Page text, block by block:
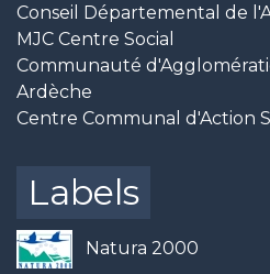
Conseil Départemental de
MJC Centre Social
Communauté
Ardèche
Centre Communal d'Action
Labels
Natura 2000